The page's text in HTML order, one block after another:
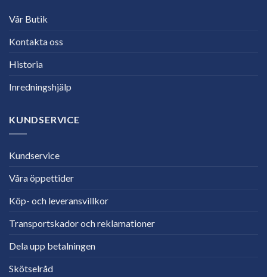
Vår Butik
Kontakta oss
Historia
Inredningshjälp
KUNDSERVICE
Kundservice
Våra öppettider
Köp- och leveransvillkor
Transportskador och reklamationer
Dela upp betalningen
Skötselråd